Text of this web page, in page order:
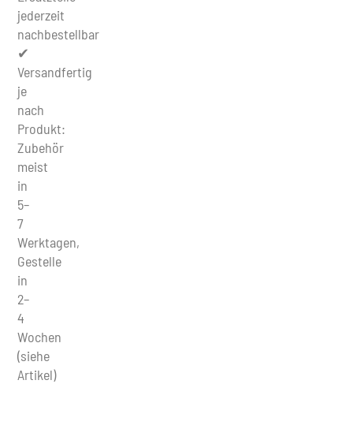
jederzeit
nachbestellbar
✔
Versandfertig
je
nach
Produkt:
Zubehör
meist
in
5–
7
Werktagen,
Gestelle
in
2–
4
Wochen
(siehe
Artikel)